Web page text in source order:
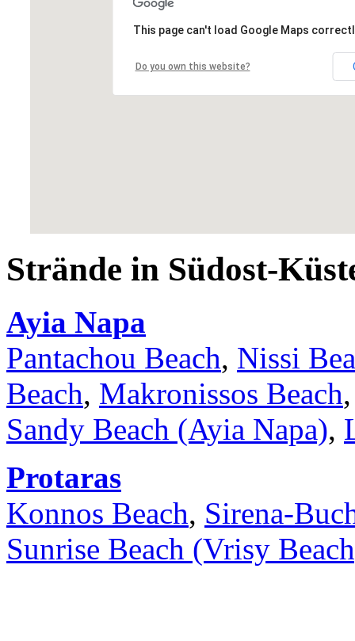
This page can't load Google Maps
Do you own this website?
Strände in Südost-
Ayia Napa
Pantachou Beach, Nissi
Beach, Makronissos Beach
Sandy Beach (Ayia Napa),
Protaras
Konnos Beach, Sirena-
Sunrise Beach (Vrisy